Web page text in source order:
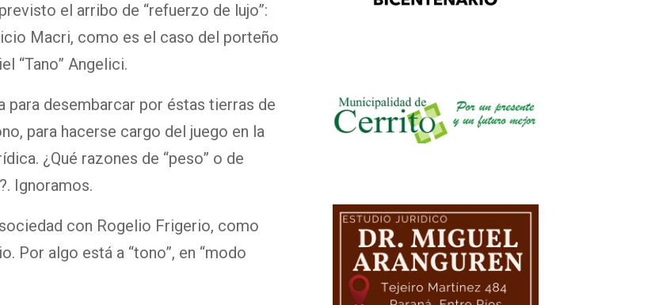
el arribo de “refuerzo de lujo”:
Macri, como es el caso del porteño
“Tano” Angelici.
para desembarcar por éstas tierras de
para hacerse cargo del juego en la
¿Qué razones de “peso” o de
Ignoramos.
con Rogelio Frigerio, como
Por algo está a “tono”, en “modo